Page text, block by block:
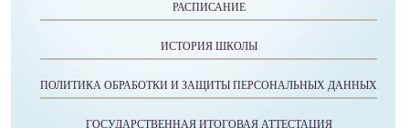
РАСПИСАНИЕ
ИСТОРИЯ ШКОЛЫ
ПОЛИТИКА ОБРАБОТКИ И ЗАЩИТЫ ПЕРСОНАЛЬНЫХ ДАННЫХ
ГОСУДАРСТВЕННАЯ ИТОГОВАЯ АТТЕСТАЦИЯ